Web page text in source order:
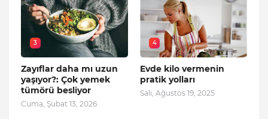
3
Zayıflar daha mı uzun
yaşıyor?: Çok yemek
tümörü besliyor
Cuma, Şubat 13, 2026
4
Evde kilo vermenin
pratik yolları
Salı, Ağustos 19, 2025